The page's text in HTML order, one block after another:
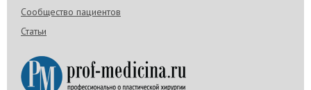
Сообщество пациентов
Статьи